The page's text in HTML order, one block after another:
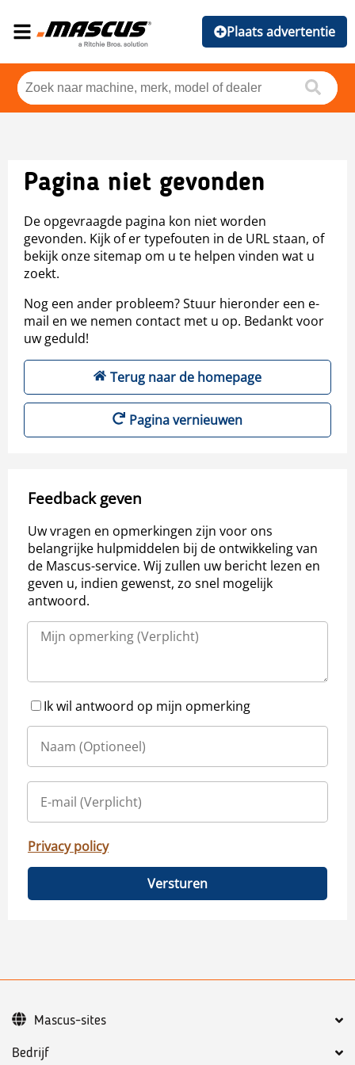
Plaats advertentie
Pagina niet gevonden
De opgevraagde pagina kon niet worden
gevonden. Kijk of er typefouten in de URL staan, of
bekijk onze sitemap om u te helpen vinden wat u
zoekt.
Nog een ander probleem? Stuur hieronder een e-
mail en we nemen contact met u op. Bedankt voor
uw geduld!
Terug naar de homepage
Pagina vernieuwen
Feedback geven
Uw vragen en opmerkingen zijn voor ons
belangrijke hulpmiddelen bij de ontwikkeling van
de Mascus-service. Wij zullen uw bericht lezen en
geven u, indien gewenst, zo snel mogelijk
antwoord.
Ik wil antwoord op mijn opmerking
Privacy policy
Versturen
Bedrijf
Mascus-sites